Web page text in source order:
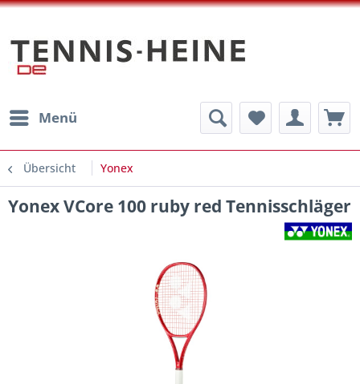
Menü
Übersicht Yonex
Yonex VCore 100 ruby red Tennisschläger